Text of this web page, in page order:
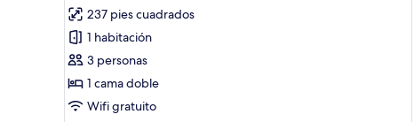
de
Habitación
con
1
cama
237 pies cuadrados
1 habitación
3 personas
1 cama doble
Wifi gratuito